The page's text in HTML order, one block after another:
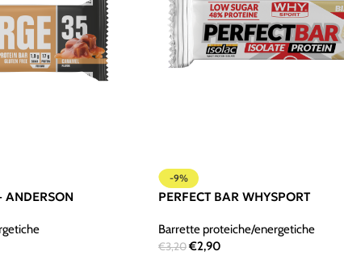
-9%
PERFECT BAR WHYSPORT
Barrette proteiche/energetiche
€3,20€2,90